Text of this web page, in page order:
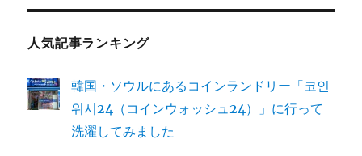
人気記事ランキング
韓国・ソウルにあるコインランドリー「코인
워시24（コインウォッシュ24）」に行って
洗濯してみました